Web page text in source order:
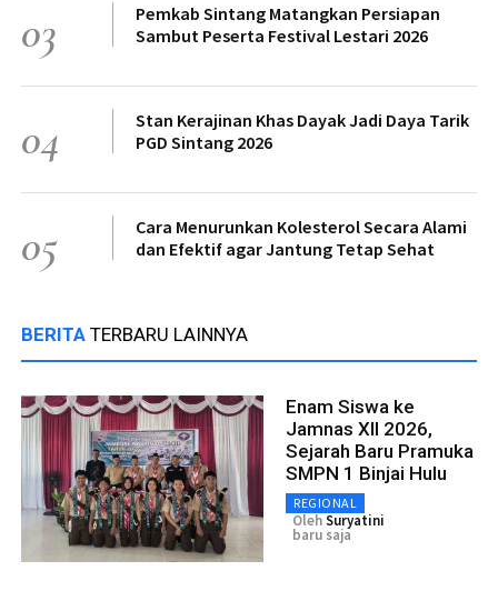
03
Pemkab Sintang Matangkan Persiapan
Sambut Peserta Festival Lestari 2026
04
Stan Kerajinan Khas Dayak Jadi Daya Tarik
PGD Sintang 2026
05
Cara Menurunkan Kolesterol Secara Alami
dan Efektif agar Jantung Tetap Sehat
BERITA TERBARU LAINNYA
Enam Siswa ke
Jamnas XII 2026,
Sejarah Baru Pramuka
SMPN 1 Binjai Hulu
REGIONAL
OlehSuryatini
baru saja